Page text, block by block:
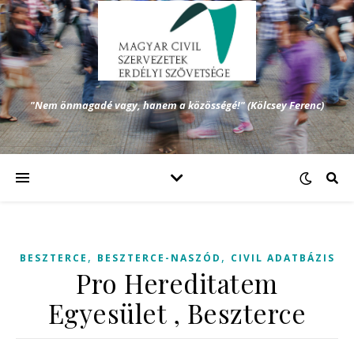
"Nem önmagadé vagy, hanem a közösségé!" (Kölcsey Ferenc)
BESZTERCE , BESZTERCE-NASZÓD , CIVIL ADATBÁZIS
Pro Hereditatem
Egyesület , Beszterce